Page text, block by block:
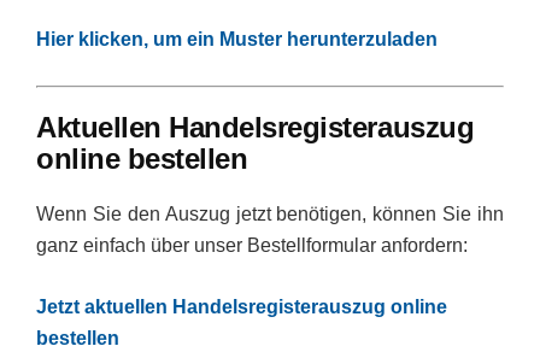
Hier klicken, um ein Muster herunterzuladen
Aktuellen Handelsregisterauszug
online bestellen
Wenn Sie den Auszug jetzt benötigen, können Sie ihn
ganz einfach über unser Bestellformular anfordern:
Jetzt aktuellen Handelsregisterauszug online
bestellen